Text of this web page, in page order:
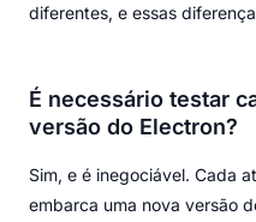
diferentes, e essas
É necessário testar
versão do Electron?
Sim, e é inegociável. Cada
embarca uma nova versão